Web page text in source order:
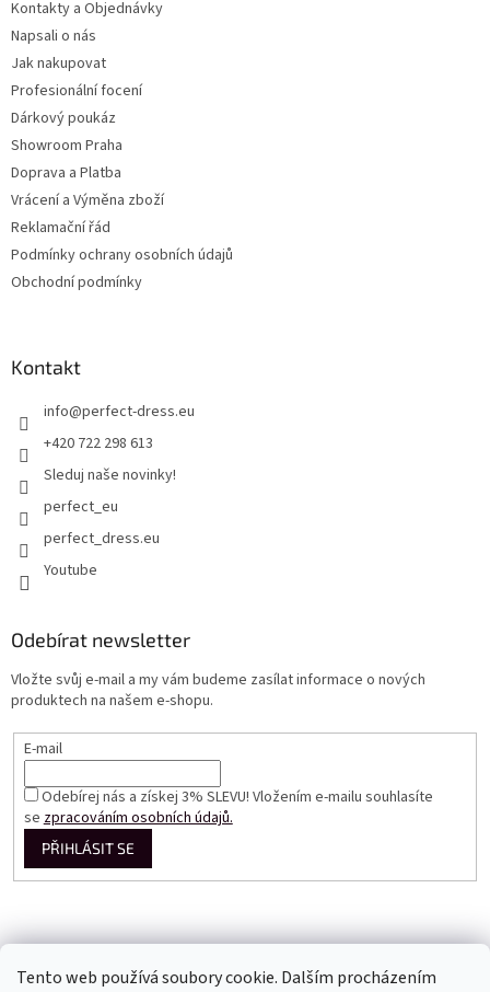
Tento web používá soubory cookie. Dalším procházením
Kontakty a Objednávky
Napsali o nás
Jak nakupovat
Profesionální focení
Dárkový poukáz
Showroom Praha
Doprava a Platba
Vrácení a Výměna zboží
Reklamační řád
Podmínky ochrany osobních údajů
Obchodní podmínky
Kontakt
info@perfect-dress.eu
+420 722 298 613
Sleduj naše novinky!
perfect_eu
perfect_dress.eu
Youtube
Odebírat newsletter
Vložte svůj e-mail a my vám budeme zasílat informace o nových
produktech na našem e-shopu.
E-mail
Odebírej nás a získej 3% SLEVU! Vložením e-mailu souhlasíte
sezpracováním osobních údajů.
PŘIHLÁSIT SE